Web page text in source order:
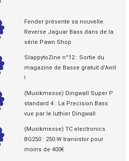
Fender présente sa nouvelle
Reverse Jaguar Bass dans de la
série Pawn Shop
SlappytoZine n°12 : Sortie du
magazine de Basse gratuit d'Avril
!
(Musikmesse) Dingwall Super P
standard 4 : La Precision Bass
vue par le luthier Dingwall
(Musikmesse) TC electronics
BG250 : 250 W transistor pour
moins de 400€